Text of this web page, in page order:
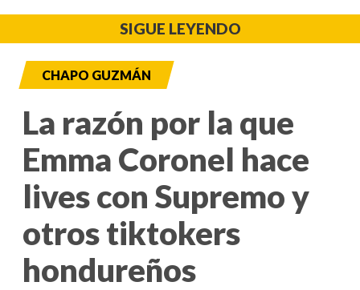
SIGUE LEYENDO
CHAPO GUZMÁN
La razón por la que
Emma Coronel hace
lives con Supremo y
otros tiktokers
hondureños